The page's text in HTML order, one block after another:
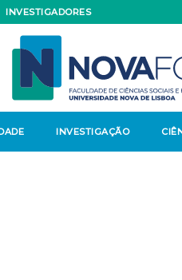
INVESTIGADORES
INVESTIGAÇÃO